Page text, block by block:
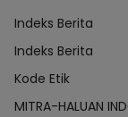
Indeks Berita
Indeks Berita
Kode Etik
MITRA-HALUAN